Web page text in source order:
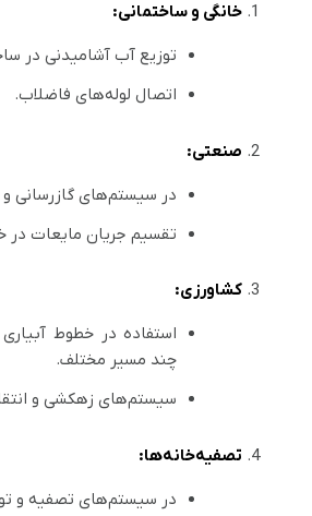
خانگی و ساختمانی:
توزیع آب آشامیدنی در
اتصال لوله‌های فاضلاب.
صنعتی:
در سیستم‌های گازرسانی و
تقسیم جریان مایعات در
کشاورزی:
استفاده در خطوط
چند مسیر مختلف.
سیستم‌های زهکشی و
تصفیه‌خانه‌ها:
در سیستم‌های تصفیه و